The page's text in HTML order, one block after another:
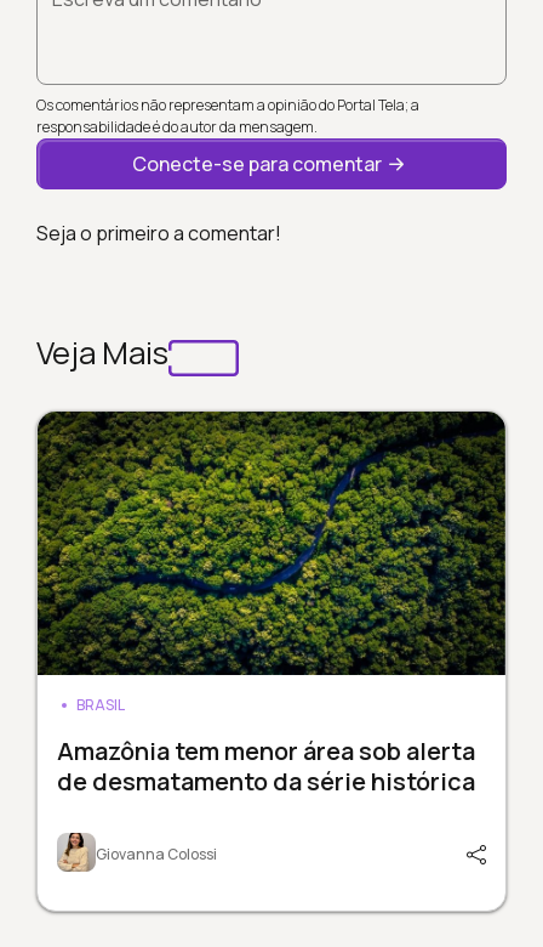
Os comentários não representam a opinião do Portal Tela; a
responsabilidade é do autor da mensagem.
Conecte-se para comentar
Seja o primeiro a comentar!
Veja Mais
BRASIL
Amazônia tem menor área sob alerta
de desmatamento da série histórica
Giovanna Colossi